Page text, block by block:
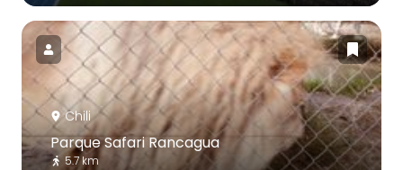
Chili
Parque Safari Rancagua
5.7 km